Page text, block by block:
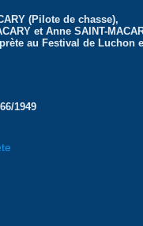
(Pilote de chasse),
et Anne SAINT-
au Festival de Luchon
1949